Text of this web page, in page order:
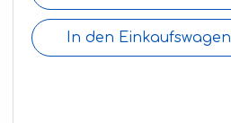
In den Einkaufswagen